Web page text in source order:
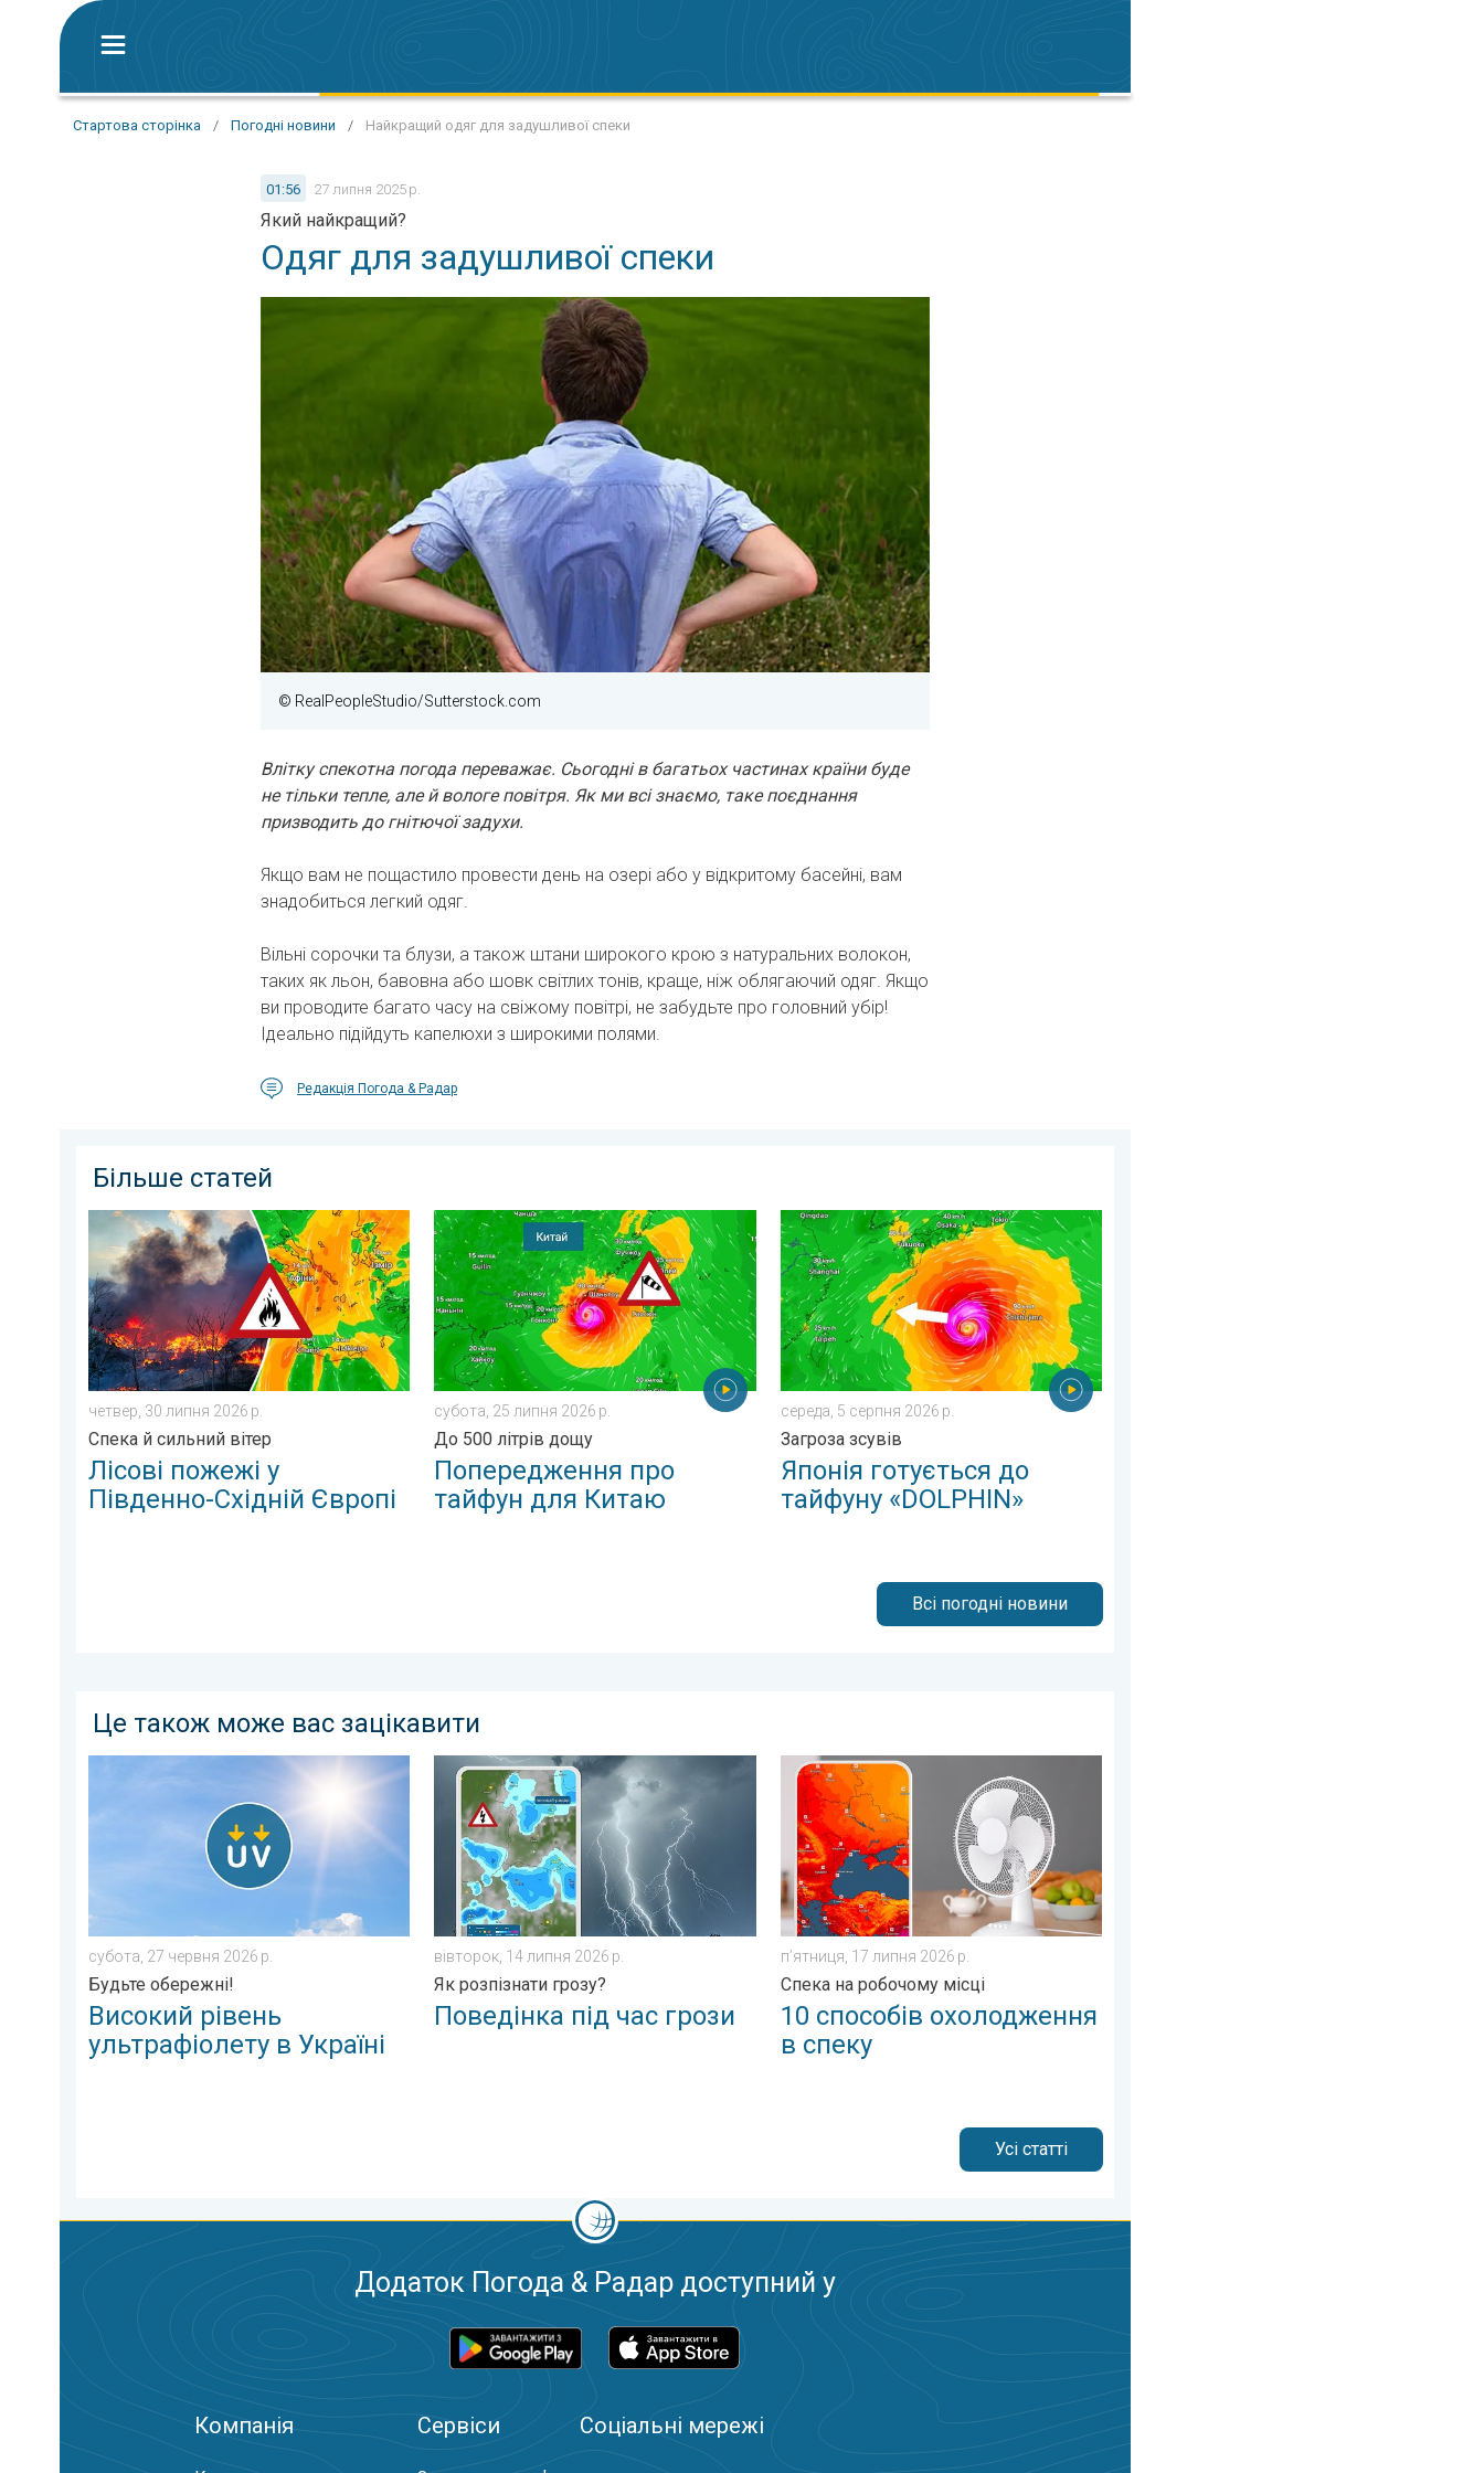
Стартова сторінка / Погодні новини / Найкращий одяг для задушливої спеки
01:56 27 липня 2025 р.
Який найкращий?
Одяг для задушливої спеки
© RealPeopleStudio/Sutterstock.com
Влітку спекотна погода переважає. Сьогодні в багатьох частинах країни буде
не тільки тепле, але й вологе повітря. Як ми всі знаємо, таке поєднання
призводить до гнітючої задухи.
Якщо вам не пощастило провести день на озері або у відкритому басейні, вам
знадобиться легкий одяг.
Вільні сорочки та блузи, а також штани широкого крою з натуральних волокон,
таких як льон, бавовна або шовк світлих тонів, краще, ніж облягаючий одяг. Якщо
ви проводите багато часу на свіжому повітрі, не забудьте про головний убір!
Ідеально підійдуть капелюхи з широкими полями.
Редакція Погода & Радар
Більше статей
Лісові пожежі у Південно-Східній Європі. Спека й сильний вітер. . . четвер, 30 липня 2026 р.
четвер, 30 липня 2026 р.
Спека й сильний вітер
Лісові пожежі у
Південно-Східній Європі
Попередження про тайфун для Китаю. До 500 літрів дощу. . . субота, 25 липня 2026 р.
субота, 25 липня 2026 р.
До 500 літрів дощу
Попередження про
тайфун для Китаю
Японія готується до тайфуну «DOLPHIN». Загроза зсувів. . . середа, 5 серпня 2026 р.
середа, 5 серпня 2026 р.
Загроза зсувів
Японія готується до
тайфуну «DOLPHIN»
Всі погодні новини
Це також може вас зацікавити
Високий рівень ультрафіолету в Україні. Будьте обережні!. . . субота, 27 червня 2026 р.
субота, 27 червня 2026 р.
Будьте обережні!
Високий рівень
ультрафіолету в Україні
Поведінка під час грози. Як розпізнати грозу?. . . вівторок, 14 липня 2026 р.
вівторок, 14 липня 2026 р.
Як розпізнати грозу?
Поведінка під час грози
10 способів охолодження в спеку. Спека на робочому місці. . . пʼятниця, 17 липня
пʼятниця, 17 липня 2026 р.
Спека на робочому місці
10 способів охолодження
в спеку
Усі статті
Додаток Погода & Радар доступний у
Компанія Сервіси Соціальні мережі